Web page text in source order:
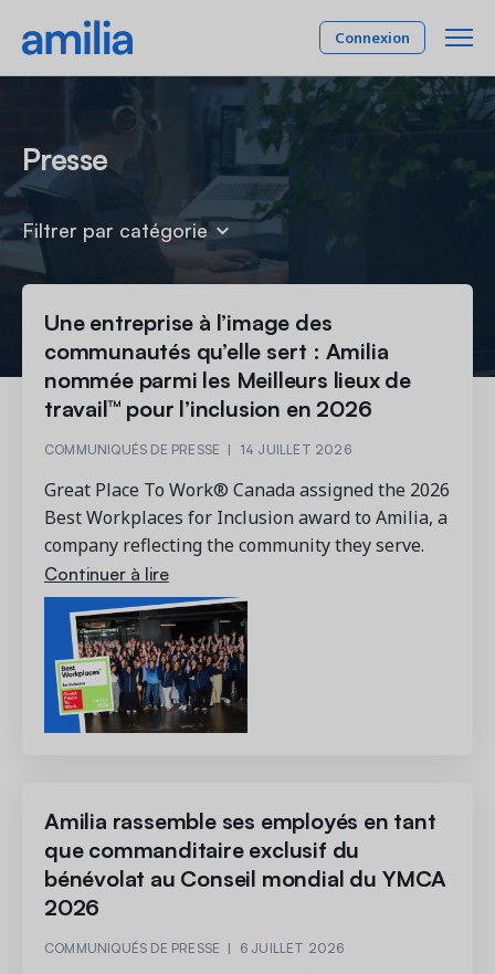
Connexion
SOLUTIONS
Gestion des membres
Expérience et rétention de vos membres
Gestion de vos programmes et activités
Gestion de plateaux
Gestion et location de vos plateaux
Comptabilité et finance
Reliant les opérations à la comptabilité
Rapports et tableaux de bord
Outils de suivi et d’analyse
FONCTIONNALITÉS
Inscription en ligne
Gestion multi-sites
Paiements
Industries
INDUSTRIES
Activités parascolaires
Camp
Centres communautaires
Cheerleading
Loisirs municipaux
Natation
Centres sportifs
YMCA
Voir toutes les industries
Tarifs
Compagnie
Ressources
Étude de cas
Découvrez nos clients
Blogue
Tendances et nouveautés
Ressources et webinaires
Guides numériques et webinaires
Amilia University
Une plateforme d’apprentissage intégrée
Amilia University (Connexion)
Centre d'aide
Mises à jour
English
Contactez les ventes
Centre d'aide
1 877-343-0004
Connexion
Demandez une démo
Presse
Filtrer par catégorie
Une entreprise à l’image des
communautés qu’elle sert : Amilia
nommée parmi les Meilleurs lieux de
travail™ pour l’inclusion en 2026
COMMUNIQUÉS DE PRESSE | 14 JUILLET 2026
Great Place To Work® Canada assigned the 2026
Best Workplaces for Inclusion award to Amilia, a
company reflecting the community they serve.
Continuer à lire
Amilia rassemble ses employés en tant
que commanditaire exclusif du
bénévolat au Conseil mondial du YMCA
2026
COMMUNIQUÉS DE PRESSE | 6 JUILLET 2026